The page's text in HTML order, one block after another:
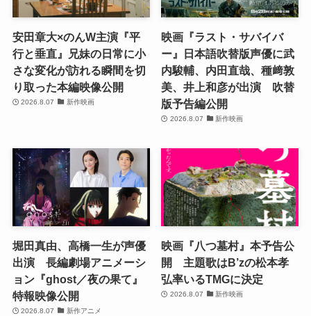
安田章大×のんW主演『平
行と垂直』兄妹の日常に小
さな変化が訪れる瞬間を切
り取った本編映像公開
2026.8.07 新作映画
映画『ラスト・サバイバ
ー』日本語吹替版声優に武
内駿輔、内田直哉、種﨑敦
美、井上和彦が出演 吹替
版予告編公開
2026.8.07 新作映画
堀田真由、高橋一生が声優
出演 長編劇場アニメーシ
ョン『ghost／夜の果て』
特報映像公開
2026.8.07 新作アニメ
映画『八つ墓村』本予告公
開 主題歌はB’zの松本孝
弘率いるTMGに決定
2026.8.07 新作映画